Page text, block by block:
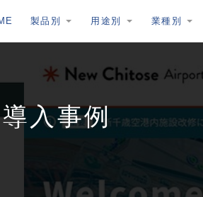
製品別 用途別 業種別
入事例